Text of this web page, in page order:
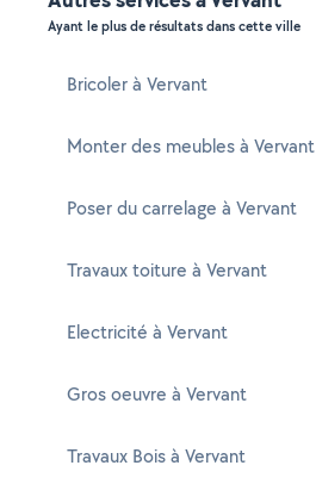
Ayant le plus de résultats dans cette ville
Bricoler à Vervant
Monter des meubles à Vervant
Poser du carrelage à Vervant
Travaux toiture à Vervant
Electricité à Vervant
Gros oeuvre à Vervant
Travaux Bois à Vervant